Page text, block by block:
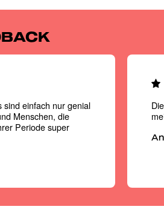
sind einfach nur genial
Menschen, die
Periode super